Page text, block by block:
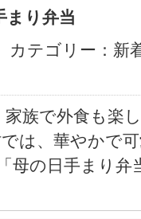
まり弁当
カテゴリー： 新
族で外食も楽
は、華やかで
の日手まり弁